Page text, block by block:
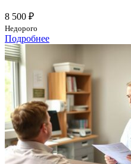
8 500 ₽
Недорого
Подробнее